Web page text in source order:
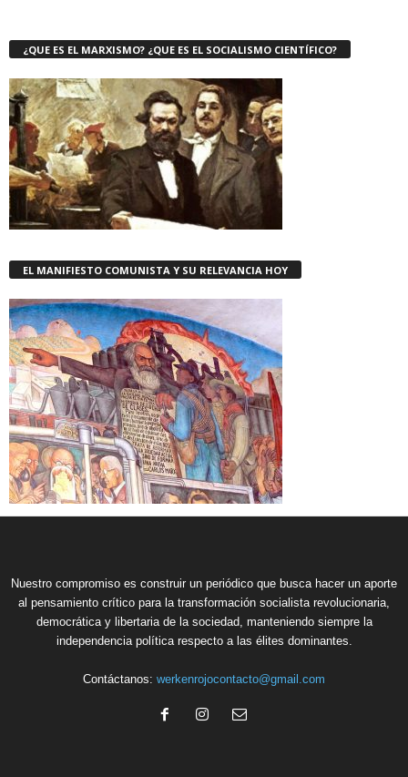
¿QUE ES EL MARXISMO? ¿QUE ES EL SOCIALISMO CIENTÍFICO?
EL MANIFIESTO COMUNISTA Y SU RELEVANCIA HOY
Nuestro compromiso es construir un periódico que busca hacer un aporte
al pensamiento crítico para la transformación socialista revolucionaria,
democrática y libertaria de la sociedad, manteniendo siempre la
independencia política respecto a las élites dominantes.
Contáctanos: werkenrojocontacto@gmail.com